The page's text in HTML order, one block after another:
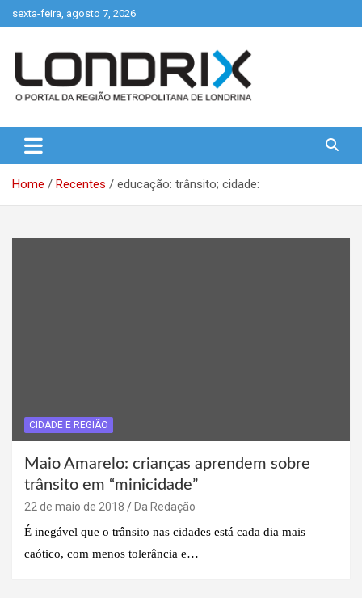
to
sexta-feira, agosto 7, 2026
Londrix
Home Recentes educação: trânsito; cidade:
CIDADE E REGIÃO
Maio Amarelo: crianças aprendem sobre
trânsito em “minicidade”
22 de maio de 2018
Da Redação
É inegável que o trânsito nas cidades está cada dia mais
caótico, com menos tolerância e…